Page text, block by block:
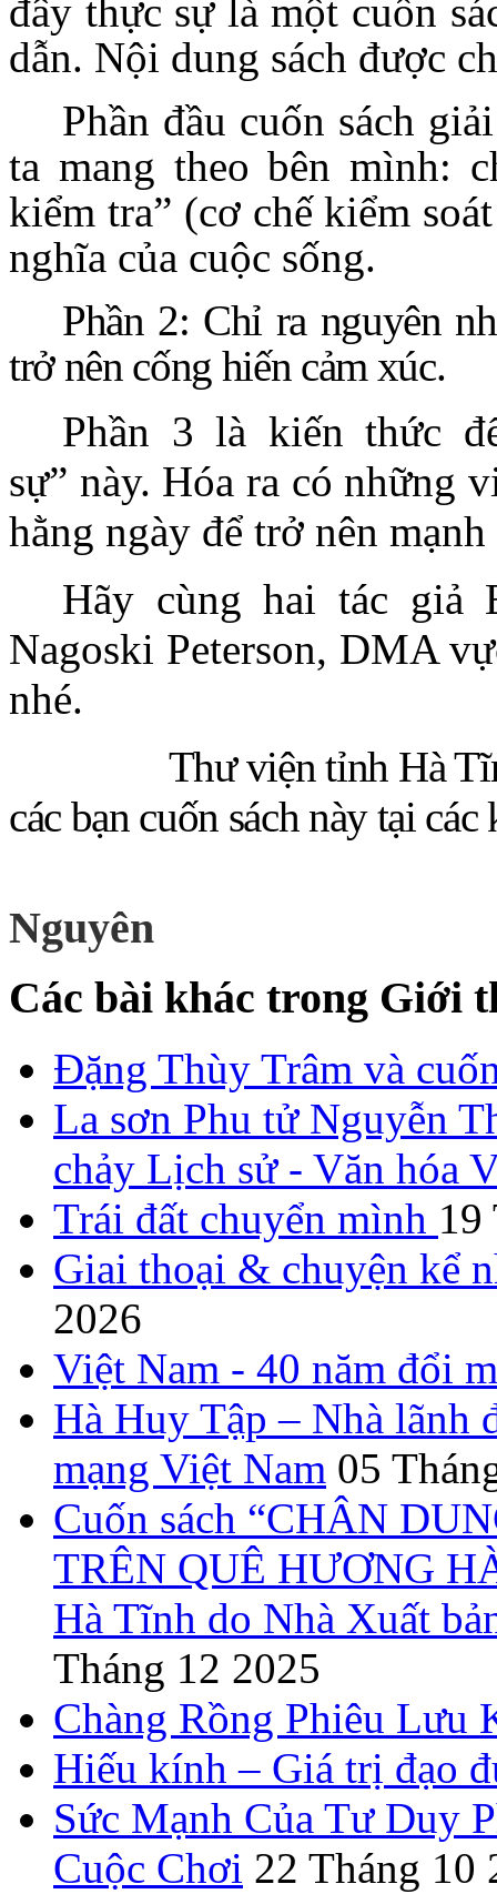
đây thực sự là một cuốn
dẫn. Nội dung sách được
Phần đầu cuốn sách
ta mang theo bên mình:
kiểm tra” (cơ chế kiểm
nghĩa của cuộc sống.
Phần 2: Chỉ ra nguyên
trở nên cống hiến cảm xúc.
Phần 3 là kiến thức
sự” này. Hóa ra có những
hằng ngày để trở nên
Hãy cùng hai tác giả
Nagoski Peterson, DMA
nhé.
Thư viện tỉnh Hà Tĩnh
các bạn cuốn sách này tại
Nguyên
Các bài khác trong Giới
Đặng Thùy Trâm và
La sơn Phu tử Nguyễn
chảy Lịch sử - Văn hóa
Trái đất chuyển mình 19
Giai thoại & chuyện kể
2026
Việt Nam - 40 năm đổi
Hà Huy Tập – Nhà lãnh
mạng Việt Nam 05
Cuốn sách “CHÂN
TRÊN QUÊ HƯƠNG
Hà Tĩnh do Nhà Xuất
Tháng 12 2025
Chàng Rồng Phiêu Lưu
Hiếu kính – Giá trị đạo
Sức Mạnh Của Tư Duy
Cuộc Chơi 22 Tháng 10